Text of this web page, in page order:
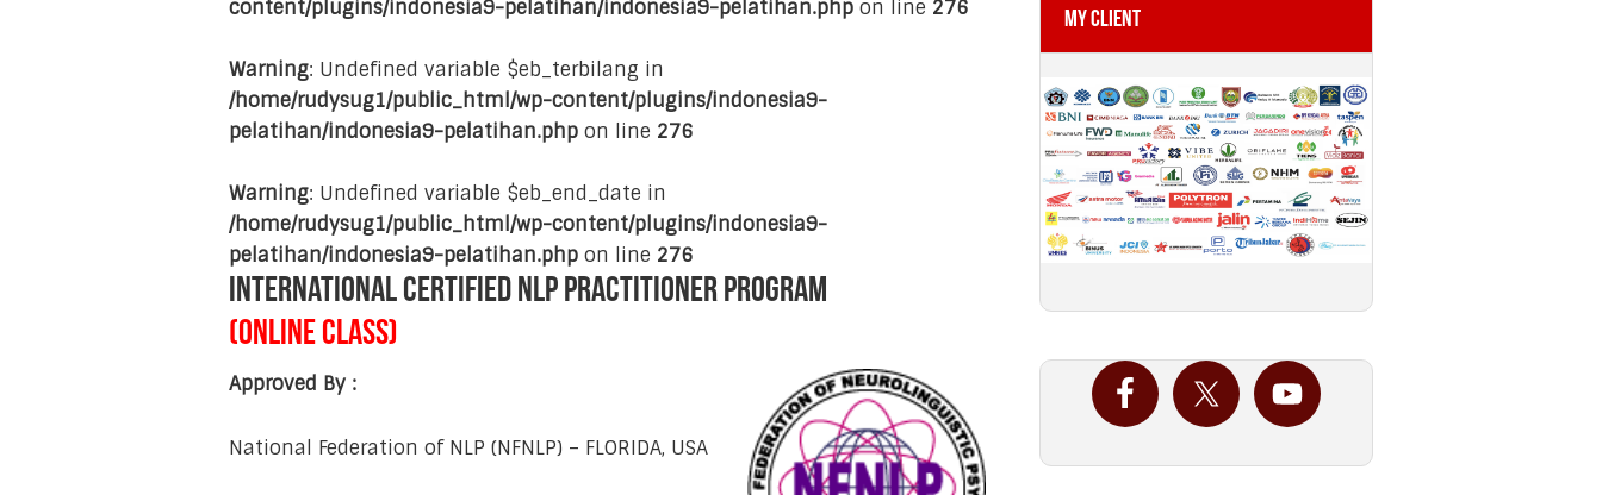
content/plugins/indonesia9-pelatihan/indonesia9-pelatihan.php on line 276
Warning: Undefined variable $eb_terbilang in
/home/rudysug1/public_html/wp-content/plugins/indonesia9-
pelatihan/indonesia9-pelatihan.php on line 276
Warning: Undefined variable $eb_end_date in
/home/rudysug1/public_html/wp-content/plugins/indonesia9-
pelatihan/indonesia9-pelatihan.php on line 276
International Certified NLP Practitioner Program
(ONLINE CLASS)
Approved By :
National Federation of NLP (NFNLP) – FLORIDA, USA
My Client